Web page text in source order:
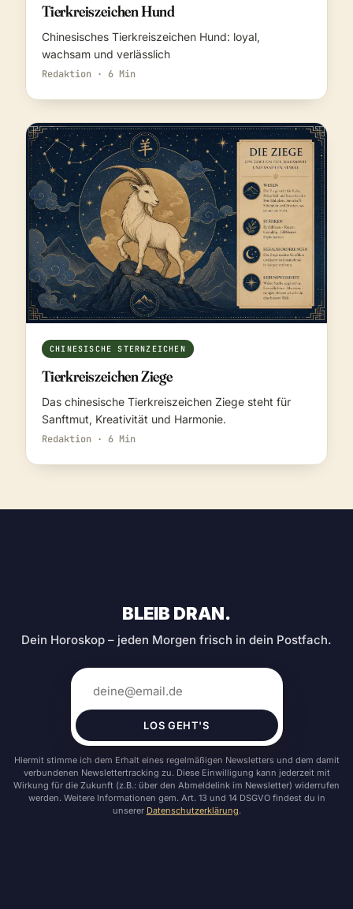
Tierkreiszeichen Hund
Chinesisches Tierkreiszeichen Hund: loyal,
wachsam und verlässlich
Redaktion · 6 Min
CHINESISCHE STERNZEICHEN
Tierkreiszeichen Ziege
Das chinesische Tierkreiszeichen Ziege steht für
Sanftmut, Kreativität und Harmonie.
Redaktion · 6 Min
BLEIB DRAN.
Dein Horoskop – jeden Morgen frisch in dein Postfach.
LOS GEHT'S
Hiermit stimme ich dem Erhalt eines regelmäßigen Newsletters und dem damit
verbundenen Newslettertracking zu. Diese Einwilligung kann jederzeit mit
Wirkung für die Zukunft (z.B.: über den Abmeldelink im Newsletter) widerrufen
werden. Weitere Informationen gem. Art. 13 und 14 DSGVO findest du in
unserer Datenschutzerklärung.